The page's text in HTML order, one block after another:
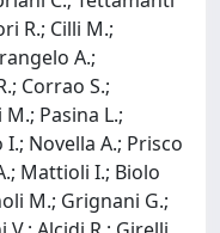
R.; Cilli M.;
A.;
Corrao S.;
Pasina L.;
Novella A.; Prisco
Mattioli I.; Biolo
M.; Grignani G.;